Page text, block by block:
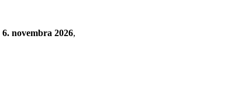
6. novembra 2026,